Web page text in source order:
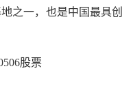
之一，也是中国最具创